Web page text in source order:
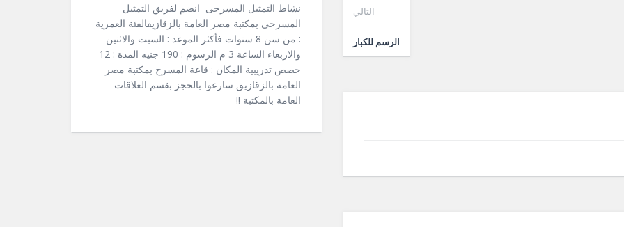
التالي
الرسم للكبار
نشاط التمثيل المسرحى انضم لفريق التمثيل
المسرحى بمكتبة مصر العامة بالزقازيقالفئة العمرية
: من سن 8 سنوات فأكثر الموعد : السبت والاثنين
والاربعاء الساعة 3 م الرسوم : 190 جنيه المدة : 12
حصص تدريبية المكان : قاعة المسرح بمكتبة مصر
العامة بالزقازيق سارعوا بالحجز بقسم العلاقات
العامة بالمكتبة !!